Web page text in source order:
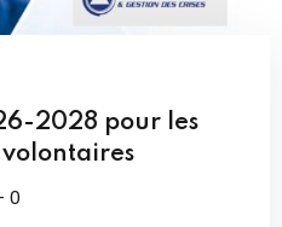
2028 pour les
0